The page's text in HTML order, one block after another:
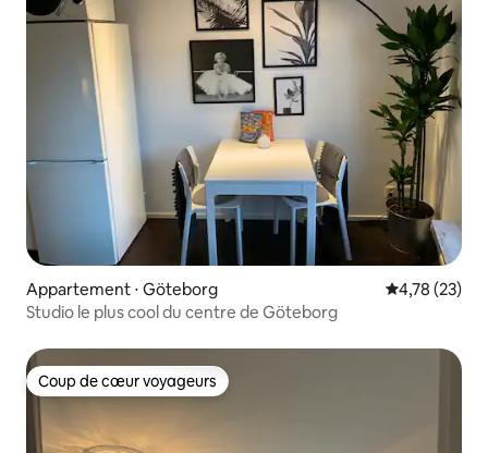
Appartement ⋅ Göteborg Évaluation
4,78 (23)
Studio le plus cool du centre de Göteborg
Coup de cœur voyageurs
Coup de cœur voyageurs